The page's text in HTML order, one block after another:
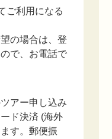
ご利用になる
の場合は、登
で、お電話で
アー申し込み
ド決済 (海外
す。郵便振